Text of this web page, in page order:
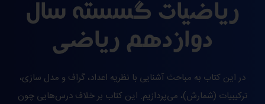
ریاضیات گسسته سال
دوازدهم ریاضی
در این کتاب به مباحث آشنایی با نظریه اعداد، گراف و مدل سازی،
ترکیبیات (شمارش)، می‌پردازیم. این کتاب بر خلاف درس‌هایی چون